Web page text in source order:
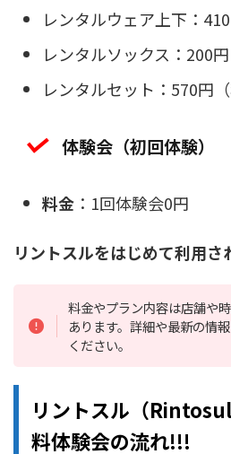
レンタルウェア上下：410
レンタルソックス：200円
レンタルセット：570円（
体験会（初回体験）
料金 ：1回体験会0円
リントスルをはじめて利用さ
料金やプラン内容は店舗や
あります。詳細や最新の情報
ください。
リントスル（
料体験会の流れ!!!